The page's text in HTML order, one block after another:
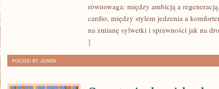
równowaga: między ambicją a
cardio, między stylem jedzenia a
na zmianę sylwetki i sprawności jak na
]
POSTED BY ADMIN